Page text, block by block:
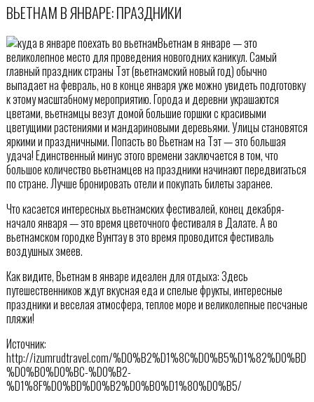
ВЬЕТНАМ В ЯНВАРЕ: ПРАЗДНИКИ
Вьетнам в январе — это
великолепное место для проведения новогодних каникул. Самый
главный праздник страны Тэт (вьетнамский новый год) обычно
выпадает на февраль, но в конце января уже можно увидеть подготовку
к этому масштабному мероприятию. Города и деревни украшаются
цветами, вьетнамцы везут домой большие горшки с красивыми
цветущими растениями и мандариновыми деревьями. Улицы становятся
яркими и праздничными. Попасть во Вьетнам на Тэт — это большая
удача! Единственный минус этого времени заключается в том, что
большое количество вьетнамцев на праздники начинают передвигаться
по стране. Лучше бронировать отели и покупать билеты заранее.
Что касается интересных вьетнамских фестивалей, конец декабря-
начало января — это время цветочного фестиваля в Далате. А во
вьетнамском городке Вунгтау в это время проводится фестиваль
воздушных змеев.
Как видите, Вьетнам в январе идеален для отдыха: Здесь
путешественников ждут вкусная еда и спелые фрукты, интересные
праздники и веселая атмосфера, теплое море и великолепные песчаные
пляжи!
Источник:
http://izumrudtravel.com/%D0%B2%D1%8C%D0%B5%D1%82%D0%BD
%D0%B0%D0%BC-%D0%B2-
%D1%8F%D0%BD%D0%B2%D0%B0%D1%80%D0%B5/